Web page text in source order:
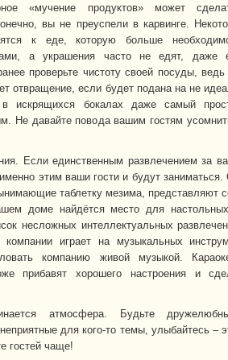
«мучение продуктов» может
вы не преуспели в карвинге.
к еде, которую больше
а украшения часто не едят,
проверьте чистоту своей посуды,
отвращение, если будет подана на не
в искрящихся бокалах даже самый
Не давайте повода вашим гостям
Если единственным развлечением за
этим ваши гости и будут
таблетку мезима, представляют
доме найдётся место для
несложных интеллектуальных
играет на музыкальных
компанию живой музыкой.
прибавят хорошего настроения и
атмосфера. Будьте
для кого-то темы, улыбайтесь –
гостей чаще!